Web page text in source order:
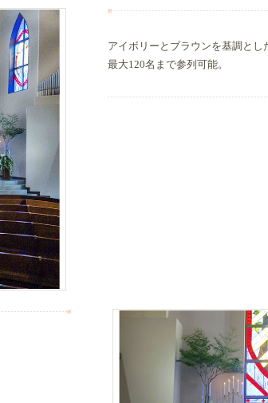
アイボリーとブラウンを基調と
最大120名まで参列可能。